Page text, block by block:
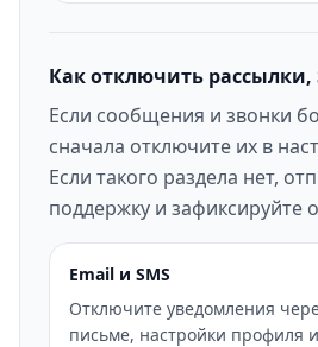
Как отключить рассылки,
Если сообщения и звонки
сначала отключите их в
Если такого раздела нет,
поддержку и зафиксируйте
Email и SMS
Отключите уведомления
письме, настройки профиля